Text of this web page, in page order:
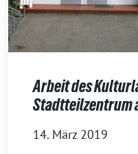
Arbeit des
Stadtteilzentrum
14. März 2019